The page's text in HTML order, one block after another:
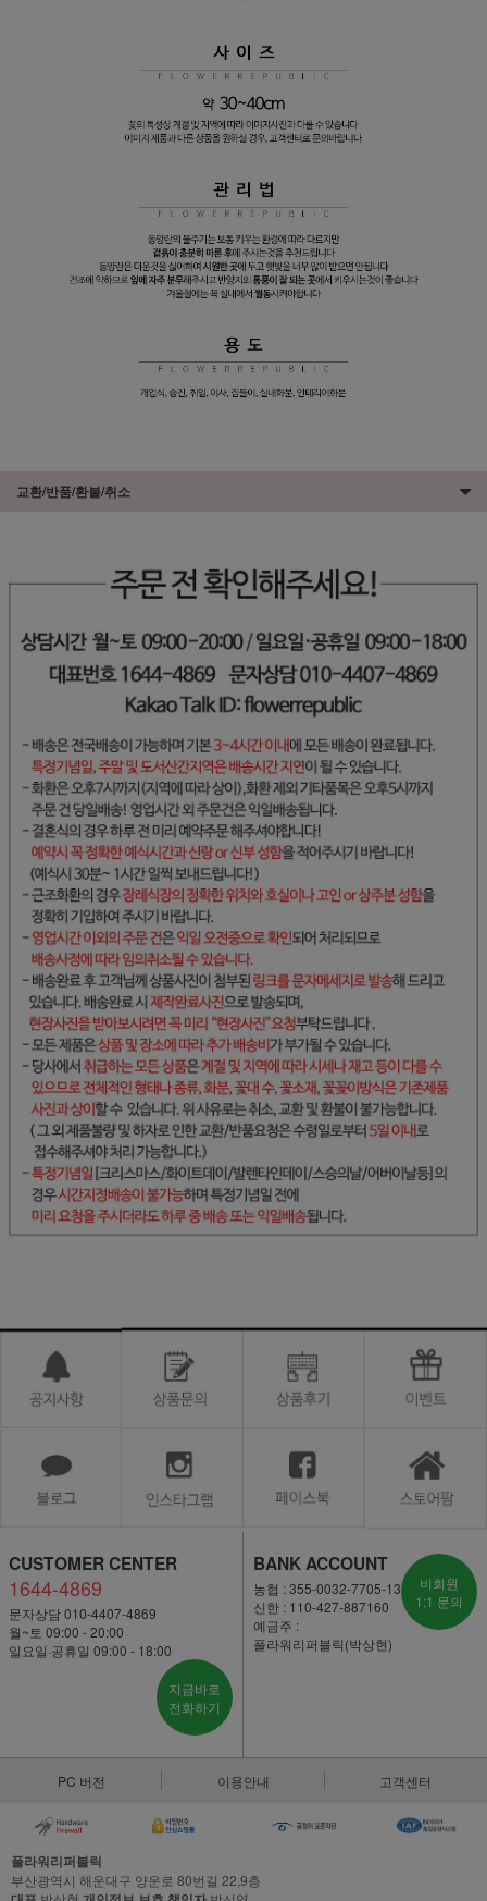
교환/반품/환불/취소
CUSTOMER CENTER
1644-4869
문자상담 010-4407-4869
월~토 09:00 - 20:00
일요일·공휴일 09:00 - 18:00
지금바로
전화하기
BANK ACCOUNT
농협 : 355-0032-7705-13
신한 : 110-427-887160
예금주 :
플라워리퍼블릭(박상현)
비회원
1:1 문의
PC 버전 이용안내 고객센터
플라워리퍼블릭
부산광역시 해운대구 양운로 80번길 22,9층